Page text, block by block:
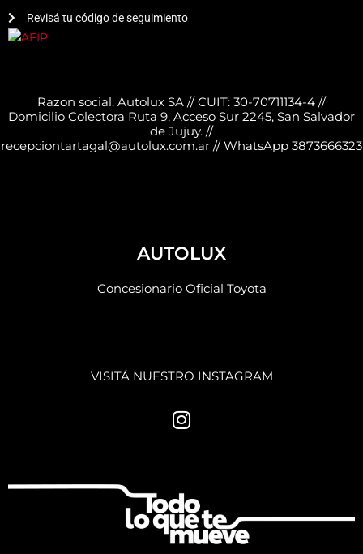
Revisá tu código de seguimiento
Razon social: Autolux SA // CUIT: 30-70711134-4 //
Domicilio Colectora Ruta 9, Acceso Sur 2245, San Salvador
de Jujuy. //
recepciontartagal@autolux.com.ar // WhatsApp 3873666323
AUTOLUX
Concesionario Oficial Toyota
VISITÁ NUESTRO INSTAGRAM
I
n
a
g
r